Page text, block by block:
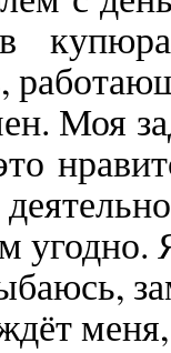
Моя
угодно.